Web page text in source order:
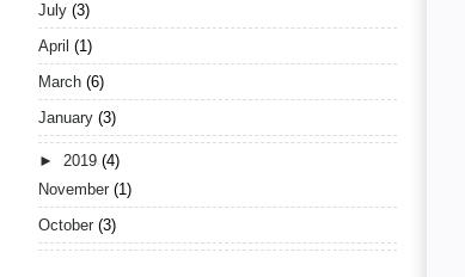
July (3)
April (1)
March (6)
January (3)
► 2019 (4)
November (1)
October (3)